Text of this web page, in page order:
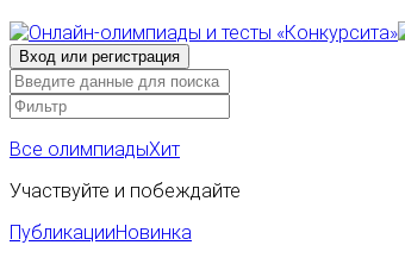
Все олимпиадыХит
Участвуйте и побеждайте
ПубликацииНовинка